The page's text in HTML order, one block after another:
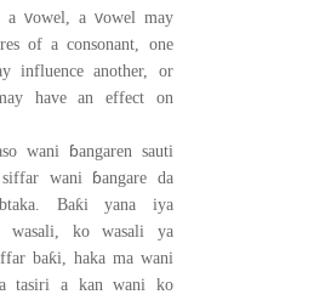
a vowel, a vowel may
of a consonant, one
influence another, or
havean effect on
wani ɓangaren sauti
siffar wani ɓangare da
Baƙi yana iya
wasali, ko wasali ya
baƙi, haka ma wani
tasiri a kan wani ko